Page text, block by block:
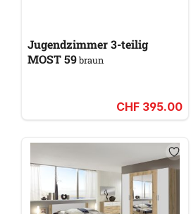
Jugendzimmer 3-teilig
MOST 59braun
CHF 395.00